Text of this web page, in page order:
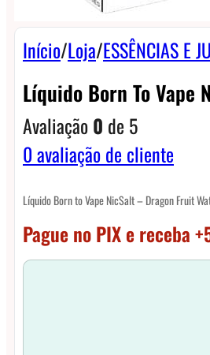
Início/Loja/ESSÊNCIAS E
Líquido Born To Vape
Avaliação0 de 5
0avaliação de cliente
Líquido Born to Vape NicSalt – Dragon Fruit
Pague no PIX e receba